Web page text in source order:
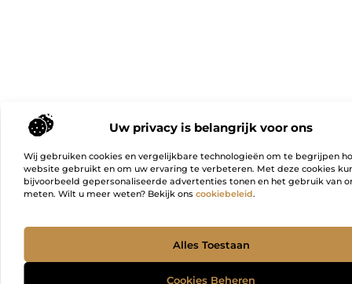
Uw privacy is belangrijk voor ons
Wij gebruiken cookies en vergelijkbare technologieën om te begrijpen
website gebruikt en om uw ervaring te verbeteren. Met deze cookies
bijvoorbeeld gepersonaliseerde advertenties tonen en het gebruik van
meten. Wilt u meer weten? Bekijk ons cookiebeleid.
Alles Toestaan
Cookies Beheren